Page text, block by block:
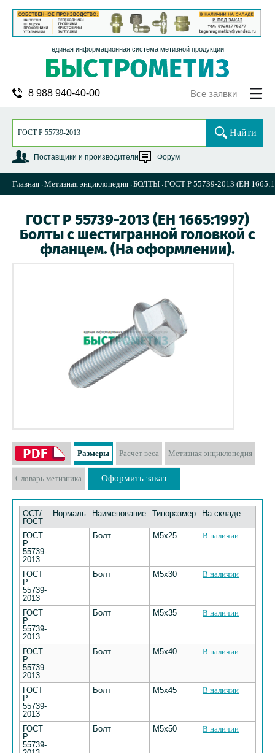
единая информационная система метизной продукции
8 988 940-40-00 Все заявки
Поставщики и производители Форум
Найти
Главная Метизная энциклопедия БОЛТЫ ГОСТ Р 55739-2013 (ЕН
ГОСТ Р 55739-2013 (ЕН 1665:1997)
Болты с шестигранной головкой с
фланцем. (На оформлении).
Размеры Расчет веса Метизная энциклопедия
Словарь метизника Оформить заказ
ОСТ/
ГОСТ
Нормаль Наименование Типоразмер На складе
ГОСТ
Р
55739-
2013
Болт М5х25 В наличии
ГОСТ
Р
55739-
2013
Болт М5х30 В наличии
ГОСТ
Р
55739-
2013
Болт М5х35 В наличии
ГОСТ
Р
55739-
2013
Болт М5х40 В наличии
ГОСТ
Р
55739-
2013
Болт М5х45 В наличии
ГОСТ
Р
55739-
Болт М5х50 В наличии